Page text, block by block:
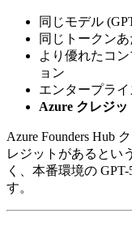
同じモデル
同じトークン
より優れたコ
ョン
エンタープライ
Azure クレジッ
Azure Founders Hub
レジットがあるとい
く、本番環境の
す。